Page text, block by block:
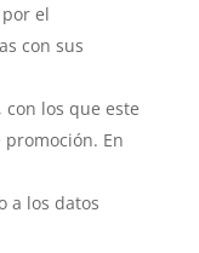
el
con sus
los que este
En
a los datos